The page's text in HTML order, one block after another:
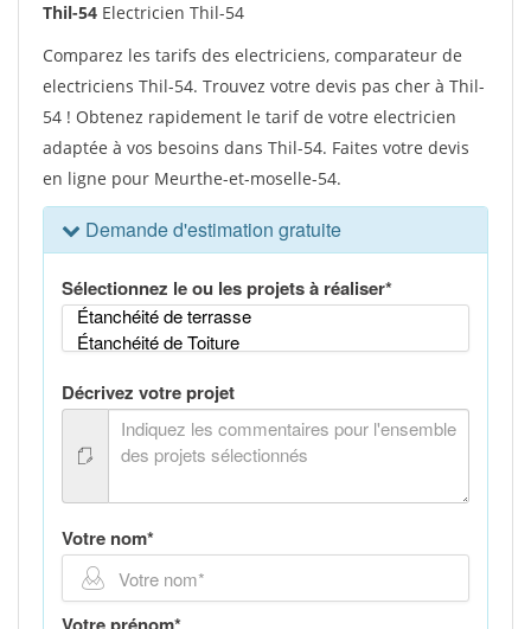
Thil-54 Electricien Thil-54
Comparez les tarifs des electriciens, comparateur de
electriciens Thil-54. Trouvez votre devis pas cher à Thil-
54 ! Obtenez rapidement le tarif de votre electricien
adaptée à vos besoins dans Thil-54. Faites votre devis
en ligne pour Meurthe-et-moselle-54.